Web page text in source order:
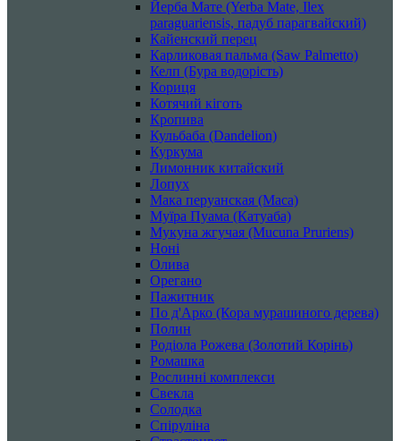
Йерба Мате (Yerba Mate, Ilex
paraguariensis, падуб парагвайский)
Кайенский перец
Карликовая пальма (Saw Palmetto)
Келп (Бура водорість)
Кориця
Котячий кіготь
Кропива
Кульбаба (Dandelion)
Куркума
Лимонник китайский
Лопух
Мака перуанская (Maca)
Муїра Пуама (Катуаба)
Мукуна жгучая (Mucuna Pruriens)
Ноні
Олива
Орегано
Пажитник
По д'Арко (Кора мурашиного дерева)
Полин
Родіола Рожева (Золотий Корінь)
Ромашка
Рослинні комплекси
Свекла
Солодка
Спіруліна